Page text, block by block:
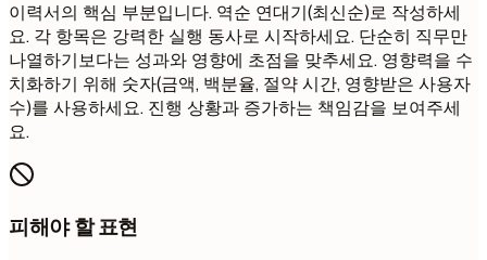
이력서의 핵심 부분입니다. 역순 연대기(최신순)로 작성하세
요. 각 항목은 강력한 실행 동사로 시작하세요. 단순히 직무만
나열하기보다는 성과와 영향에 초점을 맞추세요. 영향력을 수
치화하기 위해 숫자(금액, 백분율, 절약 시간, 영향받은 사용자
수)를 사용하세요. 진행 상황과 증가하는 책임감을 보여주세
요.
피해야 할 표현